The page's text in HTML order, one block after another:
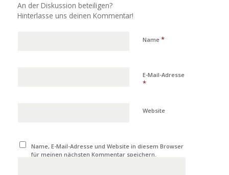
An der Diskussion beteiligen?
Hinterlasse uns deinen Kommentar!
Name *
E-Mail-Adresse
*
Website
Name, E-Mail-Adresse und Website in diesem Browser
für meinen nächsten Kommentar speichern.